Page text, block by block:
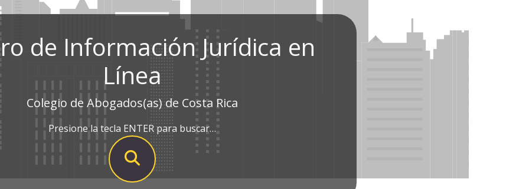
de Información Jurídica en
Línea
Colegio de Abogados(as) de Costa Rica
Presione la tecla ENTER para buscar…